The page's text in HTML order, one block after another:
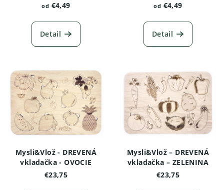
od €4,49
Detail
od €4,49
Detail
Mysli&Vlož - DREVENÁ
vkladačka - OVOCIE
€23,75
Mysli&Vlož – DREVENÁ
vkladačka – ZELENINA
€23,75